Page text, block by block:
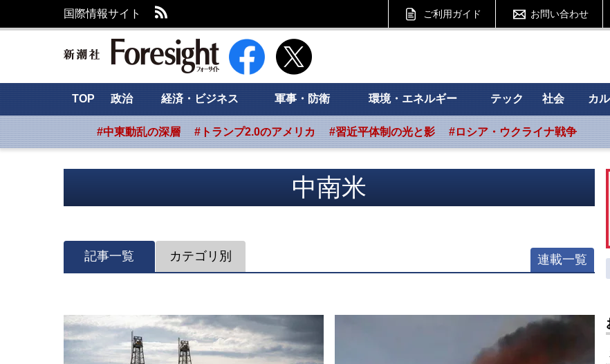
国際情報サイト ご利用ガイド お問い合わせ
新潮社 Foresight フォーサイト
TOP 政治 経済・ビジネス 軍事・防衛 環境・エネルギー テック 社会 カ
#中東動乱の深層 #トランプ2.0のアメリカ #習近平体制の光と影 #ロシア・ウクライナ戦争
中南米
記事一覧 カテゴリ別 連載一覧